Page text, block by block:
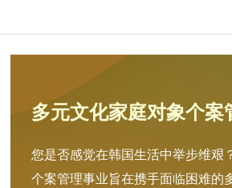
多元文化家庭对象个案
您是否感觉在韩国生活中举步维艰
个案管理事业旨在携手面临困难的